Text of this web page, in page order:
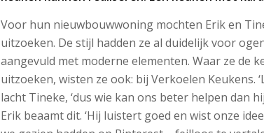
Voor hun nieuwbouwwoning mochten Erik en
uitzoeken. De stijl hadden ze al duidelijk voor
aangevuld met moderne elementen. Waar ze de
uitzoeken, wisten ze ook: bij Verkoelen Keukens.
lacht Tineke, ‘dus wie kan ons beter helpen dan
Erik beaamt dit. ‘Hij luistert goed en wist onze